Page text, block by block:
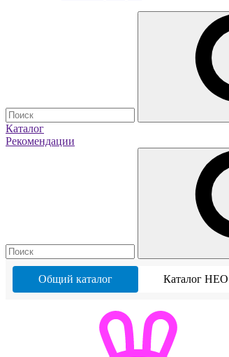
Каталог
Рекомендации
Общий каталог Каталог